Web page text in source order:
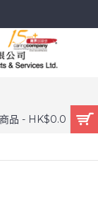
品 - HK$0.0